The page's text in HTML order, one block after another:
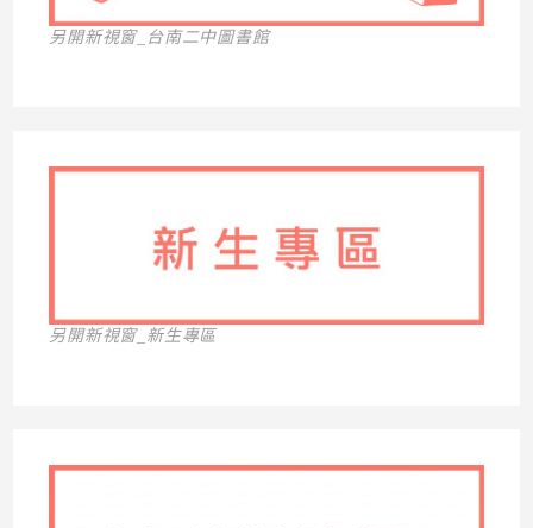
另開新視窗_台南二中圖書館
另開新視窗_新生專區